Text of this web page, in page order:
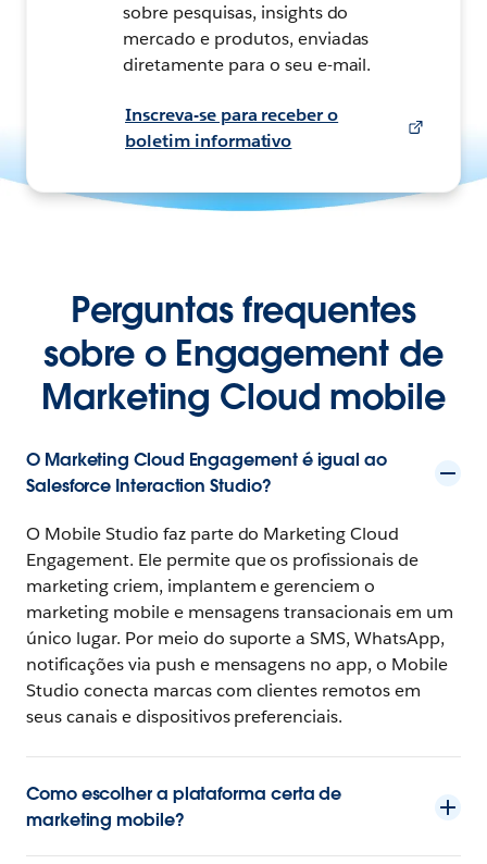
sobre pesquisas, insights do
mercado e produtos, enviadas
diretamente para o seu e-mail.
Inscreva-se para receber o
boletim informativo
Perguntas frequentes
sobre o Engagement de
Marketing Cloud mobile
O Marketing Cloud Engagement é igual ao
Salesforce Interaction Studio?
O Mobile Studio faz parte do Marketing Cloud
Engagement. Ele permite que os profissionais de
marketing criem, implantem e gerenciem o
marketing mobile e mensagens transacionais em um
único lugar. Por meio do suporte a SMS, WhatsApp,
notificações via push e mensagens no app, o Mobile
Studio conecta marcas com clientes remotos em
seus canais e dispositivos preferenciais.
Como escolher a plataforma certa de
marketing mobile?